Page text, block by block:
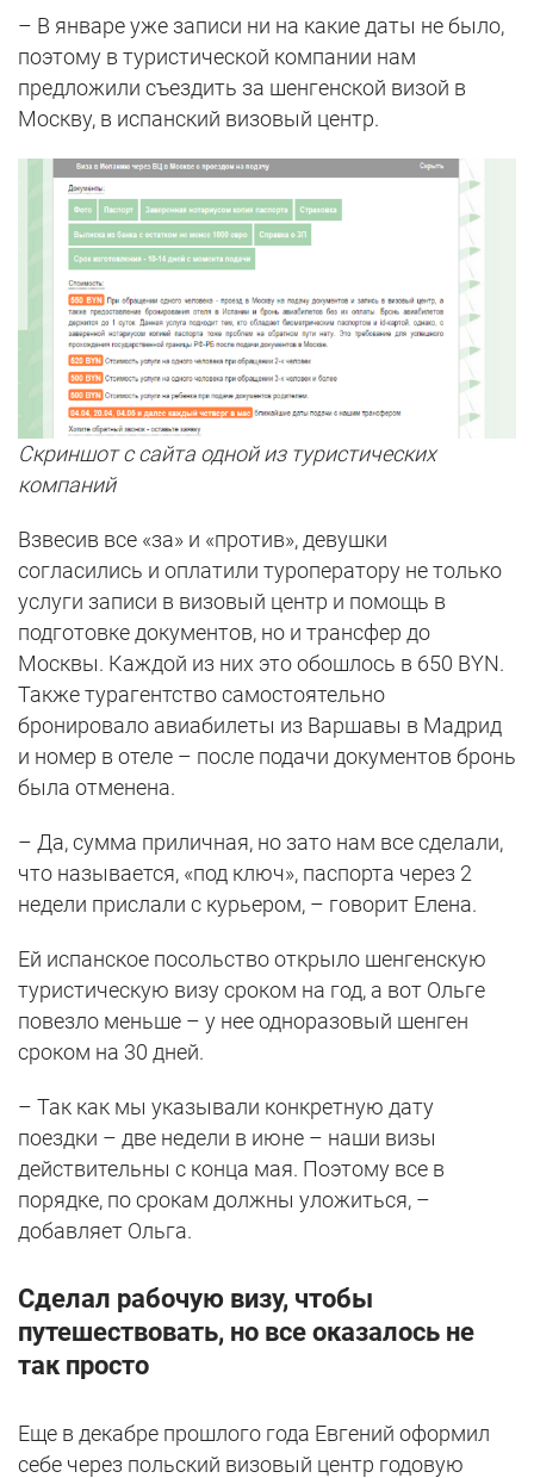
– В январе уже записи ни на какие даты не было,
поэтому в туристической компании нам
предложили съездить за шенгенской визой в
Москву, в испанский визовый центр.
Скриншот с сайта одной из туристических
компаний
Взвесив все «за» и «против», девушки
согласились и оплатили туроператору не только
услуги записи в визовый центр и помощь в
подготовке документов, но и трансфер до
Москвы. Каждой из них это обошлось в 650 BYN.
Также турагентство самостоятельно
бронировало авиабилеты из Варшавы в Мадрид
и номер в отеле – после подачи документов бронь
была отменена.
– Да, сумма приличная, но зато нам все сделали,
что называется, «под ключ», паспорта через 2
недели прислали с курьером, – говорит Елена.
Ей испанское посольство открыло шенгенскую
туристическую визу сроком на год, а вот Ольге
повезло меньше – у нее одноразовый шенген
сроком на 30 дней.
– Так как мы указывали конкретную дату
поездки – две недели в июне – наши визы
действительны с конца мая. Поэтому все в
порядке, по срокам должны уложиться, –
добавляет Ольга.
Сделал рабочую визу, чтобы
путешествовать, но все оказалось не
так просто
Еще в декабре прошлого года Евгений оформил
себе через польский визовый центр годовую